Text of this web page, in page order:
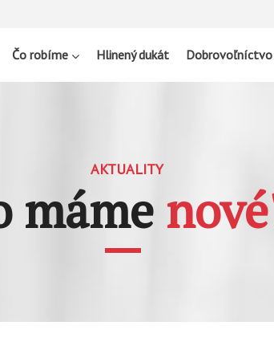
Čo robíme Hlinený dukát Dobrovoľníctvo
AKTUALITY
máme